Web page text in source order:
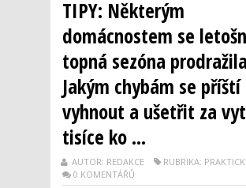
TIPY: Některým
domácnostem se
topná sezóna
Jakým chybám se
vyhnout a ušetřit za
tisíce ko ...
AUTOR: REDAKCE
RUBRIKA:
0 KOMENTÁŘŮ